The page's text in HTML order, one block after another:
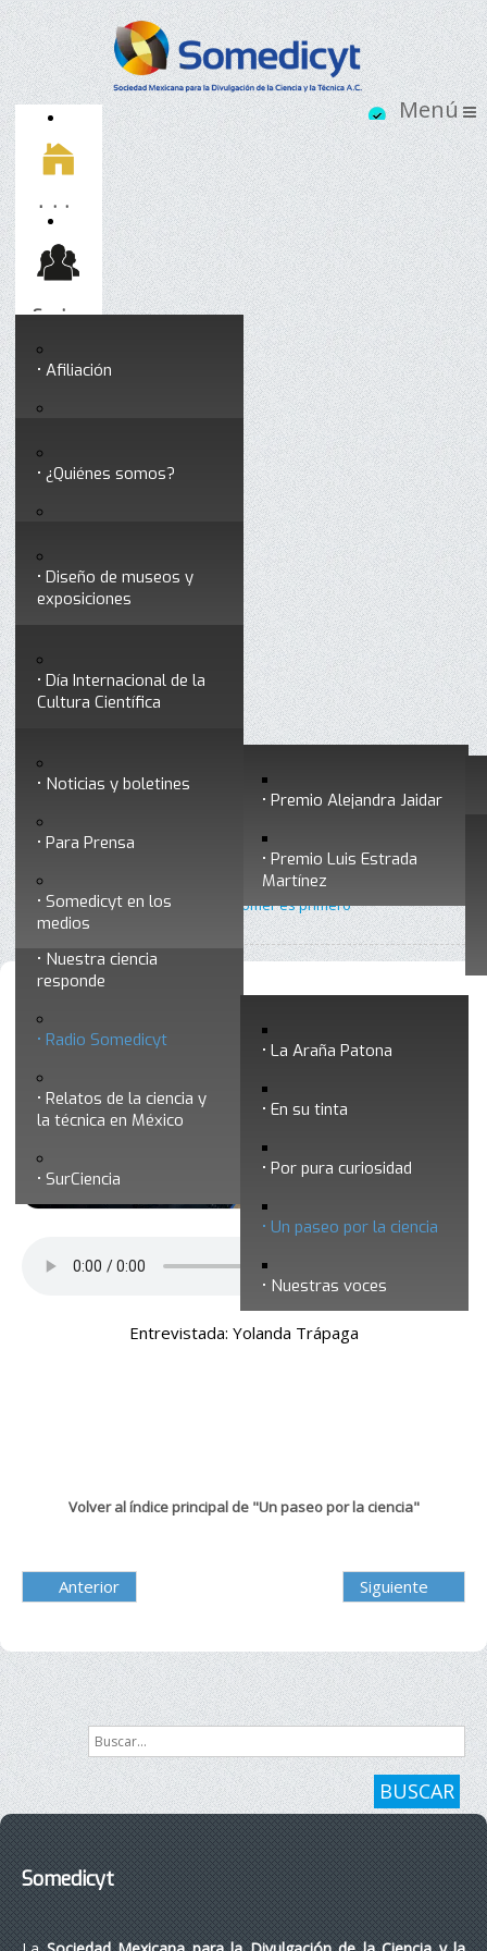
Inicio
Socios
Afiliación
Testimonios
Socios vigentes
Somedicyt
¿Quiénes somos?
Consejo Directivo
profesionales
Premios a divulgadores Premio Alejandra Jaidar
Premio Luis Estrada
Martínez
Servicios
Diseño de museos y
exposiciones
formar divulgadores
Día Internacional de la
Cultura Científica
Ciencia y Tecnología
Nuestra ciencia
responde
Radio Somedicyt La Araña Patona
En su tinta
Por pura curiosidad
Un paseo por la ciencia
Nuestras voces
Relatos de la ciencia y
la técnica en México
SurCiencia
Noticias y boletines
Para Prensa
Somedicyt en los
medios
Contacto
Radio Somedicyt •
Un paseo por la ciencia
Un paseo por la ciencia 37 - Comer es primero
Un paseo por la ciencia 37 - Comer es
primero
Entrevistada: Yolanda Trápaga
Volver al índice principal de "Un paseo por la ciencia"
Anterior Siguiente
Buscar...
BUSCAR
Somedicyt